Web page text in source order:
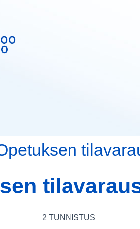
2 TUNNISTUS